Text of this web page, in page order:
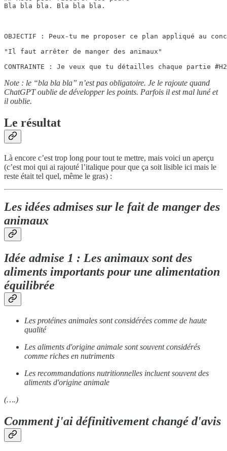
Bla bla bla. Bla bla bla.
OBJECTIF : Peux-tu me proposer ce plan appliqué au
"Il faut arrêter de manger des animaux"
CONTRAINTE : Je veux que tu détailles chaque partie
Note : le “bla bla bla” n’est pas obligatoire. Je le rajoute quand
ChatGPT oublie de développer les points. Parfois il est mal luné et
il oublie.
Le résultat
Là encore c’est trop long pour tout te mettre, mais voici un aperçu
(c’est moi qui ai rajouté l’italique pour que ça soit lisible ici mais le
reste était tel quel, même le gras) :
Les idées admises sur le fait de manger des
animaux
Idée admise 1 : Les animaux sont des
aliments importants pour une alimentation
équilibrée
Les protéines animales sont considérées comme de haute
qualité
Les aliments d'origine animale sont souvent considérés
comme riches en nutriments
Les recommandations nutritionnelles incluent souvent des
aliments d'origine animale
(….)
Comment j'ai définitivement changé d'avis